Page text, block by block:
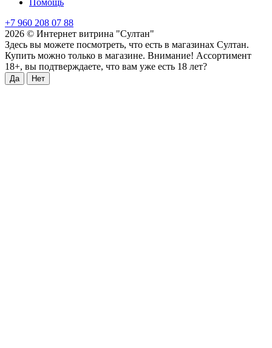
+7 960 208 07 88
2026 © Интернет витрина "Султан"
Здесь вы можете посмотреть, что есть в магазинах Султан.
Купить можно только в магазине. Внимание! Ассортимент
18+, вы подтверждаете, что вам уже есть 18 лет?